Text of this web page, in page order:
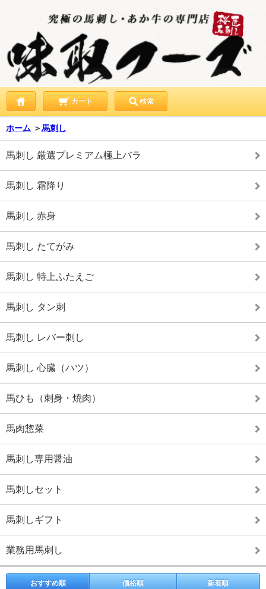
カート 検索
ホーム ＞馬刺し
馬刺し 厳選プレミアム極上バラ
馬刺し 霜降り
馬刺し 赤身
馬刺し たてがみ
馬刺し 特上ふたえご
馬刺し タン刺
馬刺し レバー刺し
馬刺し 心臓（ハツ）
馬ひも（刺身・焼肉）
馬肉惣菜
馬刺し専用醤油
馬刺しセット
馬刺しギフト
業務用馬刺し
おすすめ順 価格順 新着順